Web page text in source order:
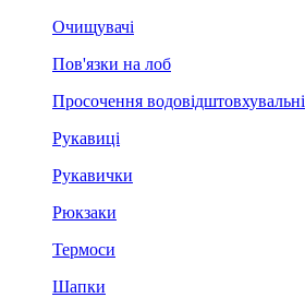
Очищувачі
Пов'язки на лоб
Просочення водовідштовхувальні
Рукавиці
Рукавички
Рюкзаки
Термоси
Шапки